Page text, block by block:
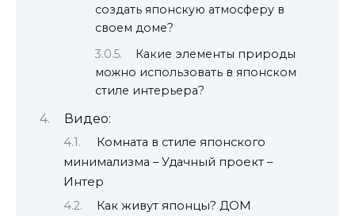
создать японскую атмосферу в
своем доме?
Какие элементы природы
можно использовать в японском
стиле интерьера?
Видео:
Комната в стиле японского
минимализма – Удачный проект –
Интер
Как живут японцы? ДОМ